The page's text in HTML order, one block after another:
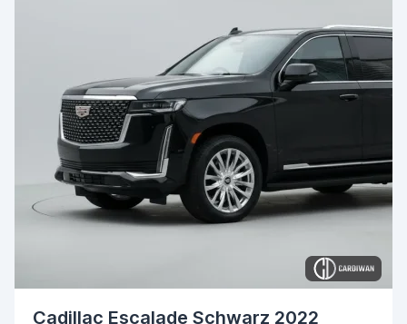
Cadillac Escalade Schwarz 2022